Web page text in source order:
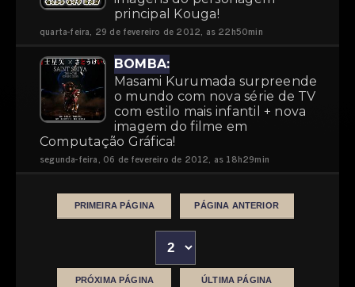
principal Kouga!
quarta-feira, 29 de fevereiro de 2012, as 22h50min
BOMBA:
Masami Kurumada surpreende
o mundo com nova série de TV
com estilo mais infantil + nova
imagem do filme em
Computação Gráfica!
segunda-feira, 06 de fevereiro de 2012, as 18h29min
PRIMEIRA PÁGINA PÁGINA ANTERIOR
PRÓXIMA PÁGINA ÚLTIMA PÁGINA